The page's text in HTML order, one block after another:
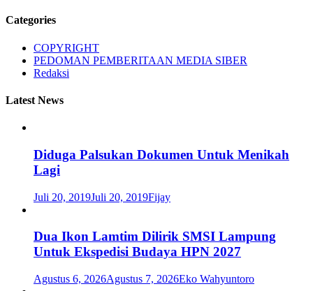
Categories
COPYRIGHT
PEDOMAN PEMBERITAAN MEDIA SIBER
Redaksi
Latest News
Diduga Palsukan Dokumen Untuk Menikah
Lagi
Juli 20, 2019Juli 20, 2019Fijay
Dua Ikon Lamtim Dilirik SMSI Lampung
Untuk Ekspedisi Budaya HPN 2027
Agustus 6, 2026Agustus 7, 2026Eko Wahyuntoro